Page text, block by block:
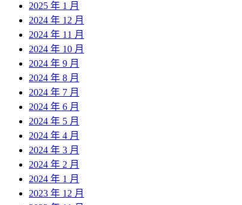
2025 年 1 月
2024 年 12 月
2024 年 11 月
2024 年 10 月
2024 年 9 月
2024 年 8 月
2024 年 7 月
2024 年 6 月
2024 年 5 月
2024 年 4 月
2024 年 3 月
2024 年 2 月
2024 年 1 月
2023 年 12 月